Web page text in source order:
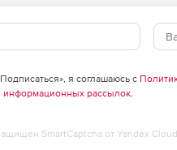
я соглашаюсь с
информационных рассылок.
SmartCaptcha от Yandex